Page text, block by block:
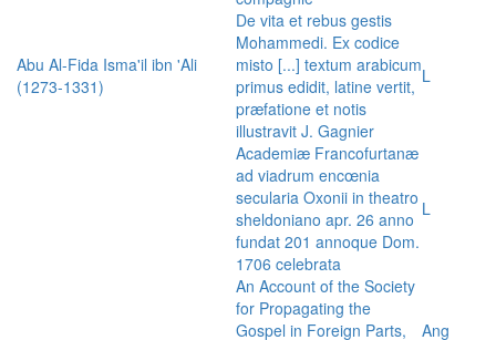
Abu Al-Fida Isma'il ibn 'Ali
(1273-1331)
De vita et rebus gestis
Mohammedi. Ex codice
misto [...] textum arabicum
primus edidit, latine vertit,
præfatione et notis
illustravit J. Gagnier
L
Academiæ Francofurtanæ
ad viadrum encœnia
secularia Oxonii in theatro
sheldoniano apr. 26 anno
fundat 201 annoque Dom.
1706 celebrata
L
An Account of the Society
for Propagating the
Gospel in Foreign Parts,
Ang